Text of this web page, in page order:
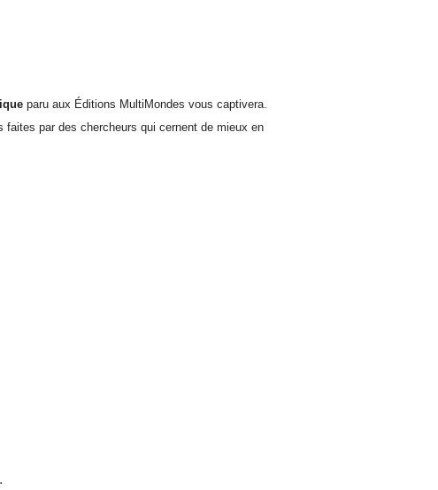
paru aux Éditions MultiMondes vous captivera.
par des chercheurs qui cernent de mieux en